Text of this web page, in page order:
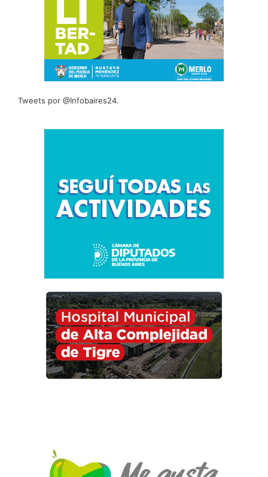
Tweets por @Infobaires24.